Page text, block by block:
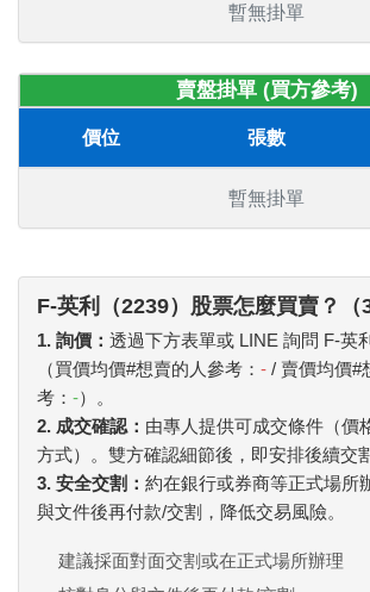
暫無掛單
賣盤掛單 (買方參考)
價位 張數
暫無掛單
F-英利（2239）股票怎麼買賣？（
1. 詢價： 透過下方表單或 LINE 詢問 F-英
（買價均價#想賣的人參考： - / 賣價均價#
考： -）。
2. 成交確認： 由專人提供可成交條件（價
方式）。雙方確認細節後，即安排後續交割
3. 安全交割： 約在銀行或券商等正式場所
與文件後再付款/交割，降低交易風險。
建議採面對面交割或在正式場所辦理